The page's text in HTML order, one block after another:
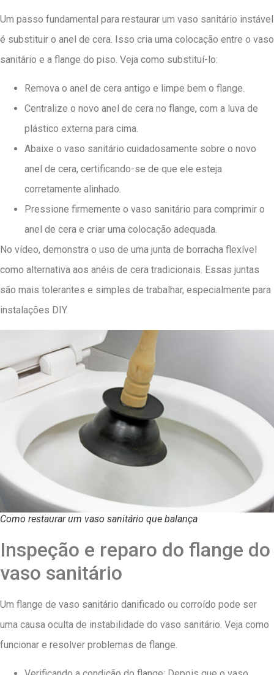
Um passo fundamental para restaurar um vaso sanitário instável
é substituir o anel de cera. Isso cria uma colocação entre o vaso
sanitário e a flange do piso. Veja como substituí-lo:
Remova o anel de cera antigo e limpe bem o flange.
Centralize o novo anel de cera no flange, com a luva de
plástico externa para cima.
Abaixe o vaso sanitário cuidadosamente sobre o novo
anel de cera, certificando-se de que ele esteja
corretamente alinhado.
Pressione firmemente o vaso sanitário para comprimir o
anel de cera e criar uma colocação adequada.
No vídeo, demonstra o uso de uma junta de borracha flexível
como alternativa aos anéis de cera tradicionais. Essas juntas
são mais tolerantes e simples de trabalhar, especialmente para
instalações DIY.
Como restaurar um vaso sanitário que balança
Inspeção e reparo do flange do
vaso sanitário
Um flange de vaso sanitário danificado ou corroído pode ser
uma causa oculta de instabilidade do vaso sanitário. Veja como
funcionar e resolver problemas de flange.